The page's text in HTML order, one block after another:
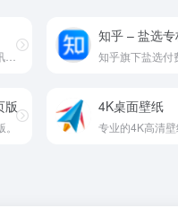
知乎 – 盐选专
版 4K桌面壁纸